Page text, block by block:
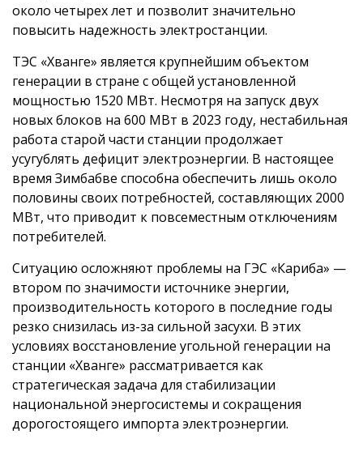
около четырех лет и позволит значительно
повысить надежность электростанции.
ТЭС «Хванге» является крупнейшим объектом
генерации в стране с общей установленной
мощностью 1520 МВт. Несмотря на запуск двух
новых блоков на 600 МВт в 2023 году, нестабильная
работа старой части станции продолжает
усугублять дефицит электроэнергии. В настоящее
время Зимбабве способна обеспечить лишь около
половины своих потребностей, составляющих 2000
МВт, что приводит к повсеместным отключениям
потребителей.
Ситуацию осложняют проблемы на ГЭС «Кариба» —
втором по значимости источнике энергии,
производительность которого в последние годы
резко снизилась из-за сильной засухи. В этих
условиях восстановление угольной генерации на
станции «Хванге» рассматривается как
стратегическая задача для стабилизации
национальной энергосистемы и сокращения
дорогостоящего импорта электроэнергии.